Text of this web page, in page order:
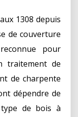
1308 depuis
de couverture
pour
traitement de
de charpente
dépendre de
de bois à